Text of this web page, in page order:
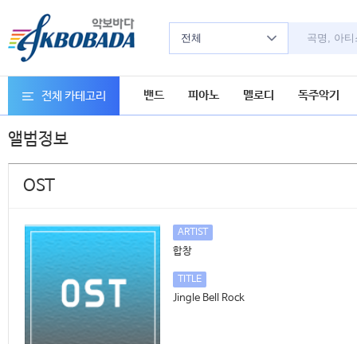
전체
전체 카테고리 밴드 피아노 멜로디 독주악기
앨범정보
OST
ARTIST
합창
TITLE
Jingle Bell Rock